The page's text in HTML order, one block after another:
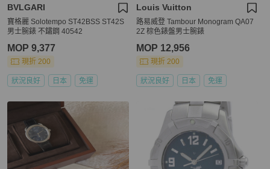
BVLGARI
寶格麗 Solotempo ST42BSS ST42S
男士腕錶 不鏽鋼 40542
MOP 9,377
現折 200
狀況良好 日本 免運
Louis Vuitton
路易威登 Tambour Monogram QA07
2Z 棕色錶盤男士腕錶
MOP 12,956
現折 200
狀況良好 日本 免運